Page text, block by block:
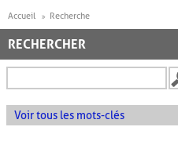
Accueil Recherche
RECHERCHER
Voir tous les mots-clés